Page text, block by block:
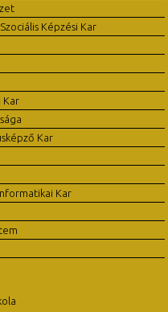
Képzési Kar
Kar
Kar
Kar